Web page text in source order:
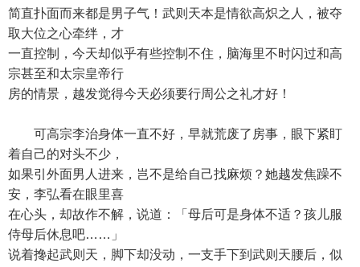
简直扑面而来都是男子气！武则天本是情欲高炽之人，被夺
取大位之心牵绊，才
一直控制，今天却似乎有些控制不住，脑海里不时闪过和高
宗甚至和太宗皇帝行
房的情景，越发觉得今天必须要行周公之礼才好！
可高宗李治身体一直不好，早就荒废了房事，眼下紧盯
着自己的对头不少，
如果引外面男人进来，岂不是给自己找麻烦？她越发焦躁不
安，李弘看在眼里喜
在心头，却故作不解，说道：「母后可是身体不适？孩儿服
侍母后休息吧……」
说着搀起武则天，脚下却没动，一支手下到武则天腰后，似